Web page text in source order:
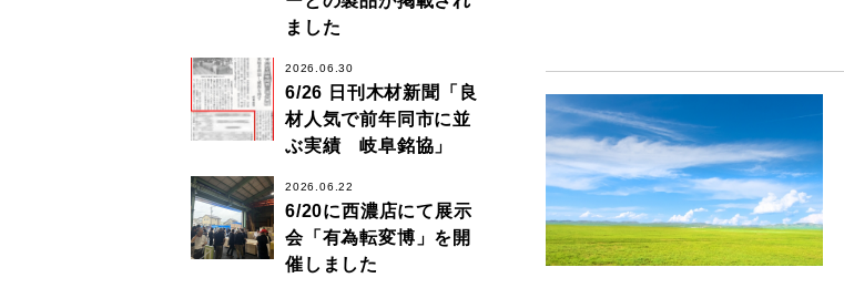
ました
2026.06.30
6/26 日刊木材新聞「良
材人気で前年同市に並
ぶ実績 岐阜銘協」
2026.06.22
6/20に西濃店にて展示
会「有為転変博」を開
催しました